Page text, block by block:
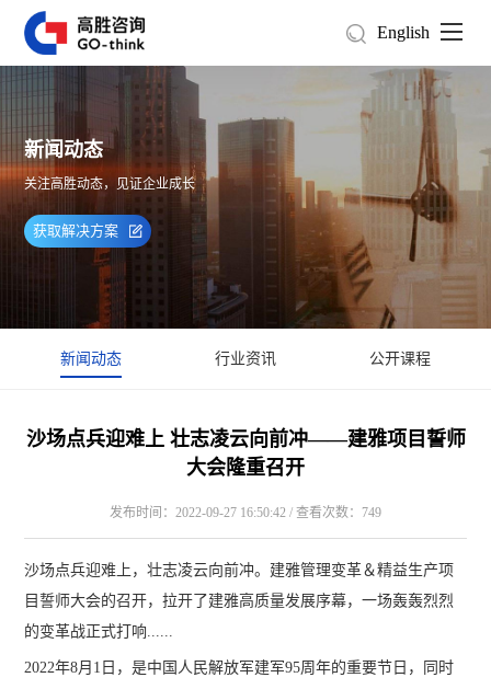
English
新闻动态
关注高胜动态，见证企业成长
获取解决方案
新闻动态 行业资讯 公开课程
沙场点兵迎难上 壮志凌云向前冲——建雅项目誓师
大会隆重召开
发布时间：2022-09-27 16:50:42 / 查看次数：749
沙场点兵迎难上，壮志凌云向前冲。建雅管理变革＆精益生产项
目誓师大会的召开，拉开了建雅高质量发展序幕，一场轰轰烈烈
的变革战正式打响......
2022年8月1日，是中国人民解放军建军95周年的重要节日，同时